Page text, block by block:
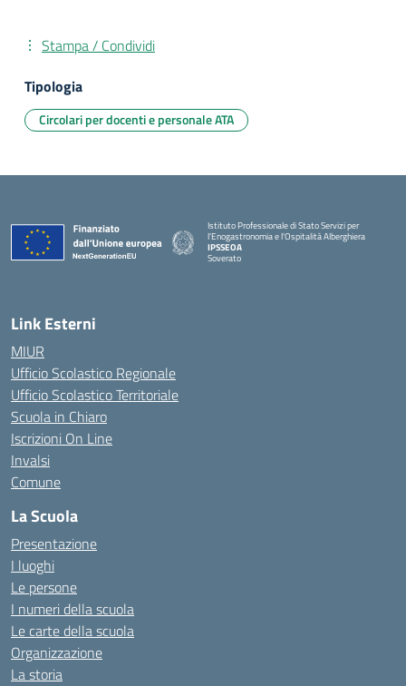
Stampa / Condividi
Tipologia
Circolari per docenti e personale ATA
Istituto Professionale di Stato Servizi per
l'Enogastronomia e l'Ospitalità Alberghiera
IPSSEOA
Soverato
Link Esterni
MIUR
Ufficio Scolastico Regionale
Ufficio Scolastico Territoriale
Scuola in Chiaro
Iscrizioni On Line
Invalsi
Comune
La Scuola
Presentazione
I luoghi
Le persone
I numeri della scuola
Le carte della scuola
Organizzazione
La storia